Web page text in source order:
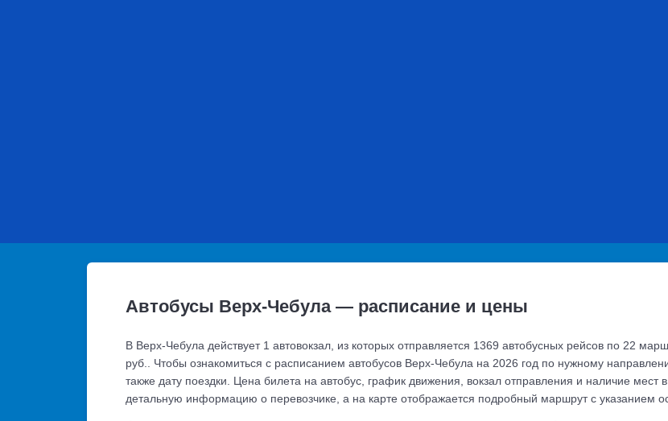
Автобусы Верх-Чебула — расписание и цены
В Верх-Чебула действует 1 автовокзал, из которых отправляется 1369 автобусных рейсов по 22
руб.. Чтобы ознакомиться с расписанием автобусов Верх-Чебула на 2026 год по нужному
также дату поездки. Цена билета на автобус, график движения, вокзал отправления и наличие мест
детальную информацию о перевозчике, а на карте отображается подробный маршрут с указанием